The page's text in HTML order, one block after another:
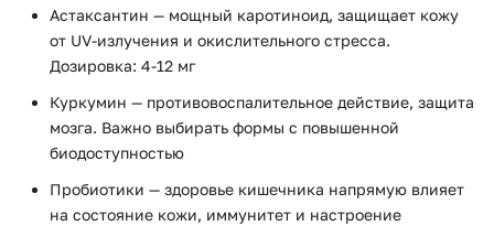
Астаксантин — мощный каротиноид, защищает кожу
от UV-излучения и окислительного стресса.
Дозировка: 4-12 мг
Куркумин — противовоспалительное действие, защита
мозга. Важно выбирать формы с повышенной
биодоступностью
Пробиотики — здоровье кишечника напрямую влияет
на состояние кожи, иммунитет и настроение